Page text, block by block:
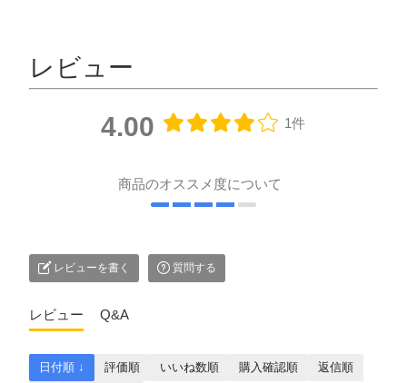
レビュー
4.00 1件
商品のオススメ度について
レビューを書く 質問する
レビュー Q&A
日付順 ↓ 評価順 いいね数順 購入確認順
返信順